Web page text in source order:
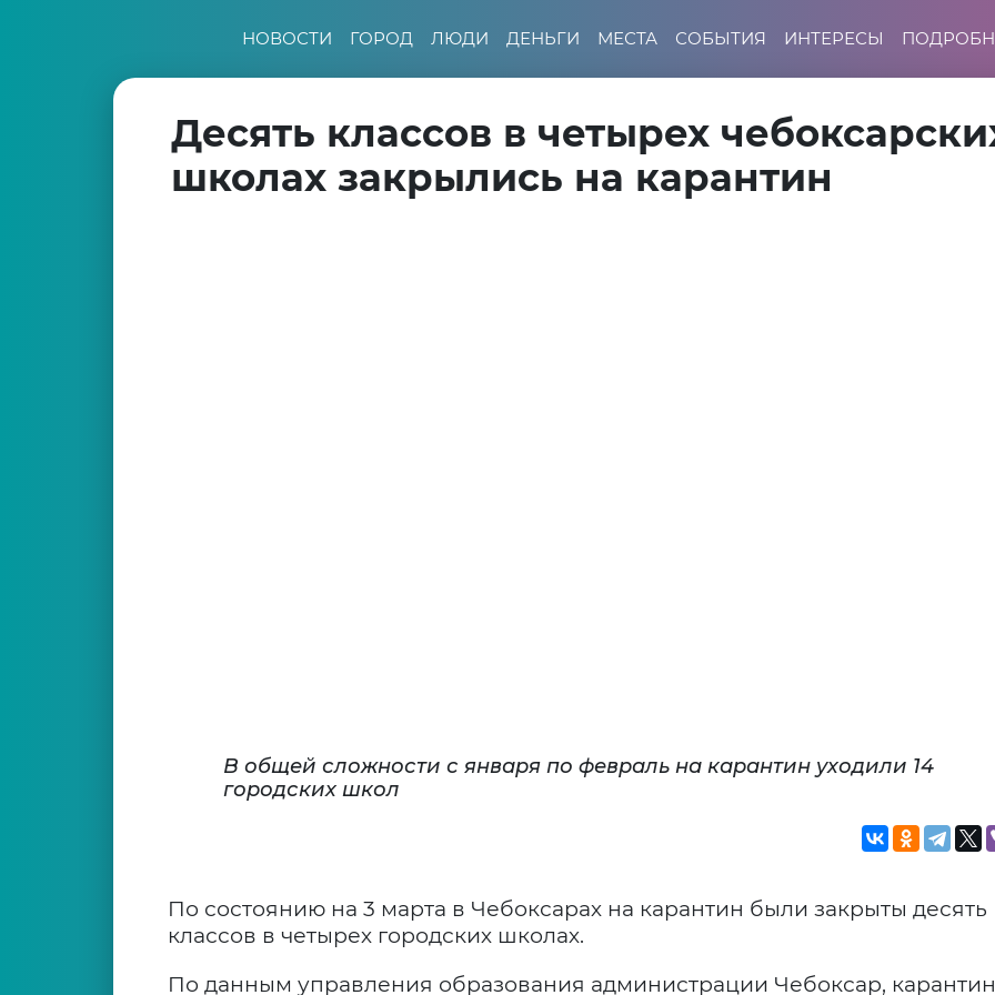
НОВОСТИ ГОРОД ЛЮДИ ДЕНЬГИ МЕСТА СОБЫТИЯ ИНТЕРЕСЫ
Десять классов в четырех
школах закрылись на карантин
В общей сложности с января по февраль на карантин уходили 14
городских школ
По состоянию на 3 марта в Чебоксарах на карантин были закрыты десять
классов в четырех городских школах.
По данным управления образования администрации Чебоксар, карантин